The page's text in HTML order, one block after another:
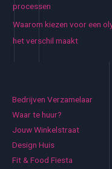
processen
Waarom kiezen voor een
het verschil maakt
Bedrijven Verzamelaar
Waar te huur?
Jouw Winkelstraat
Design Huis
Fit & Food Fiesta